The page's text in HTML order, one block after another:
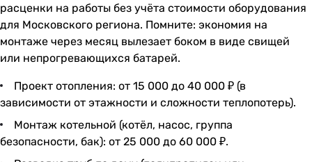
расценки на работы без учёта стоимости оборудования
для Московского региона. Помните: экономия на
монтаже через месяц вылезает боком в виде свищей
или непрогревающихся батарей.
Проект отопления: от 15 000 до 40 000 ₽ (в
зависимости от этажности и сложности теплопотерь).
Монтаж котельной (котёл, насос, группа
безопасности, бак): от 25 000 до 60 000 ₽.